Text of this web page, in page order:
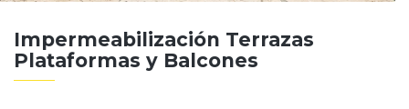
Impermeabilización Terrazas
Plataformas y Balcones